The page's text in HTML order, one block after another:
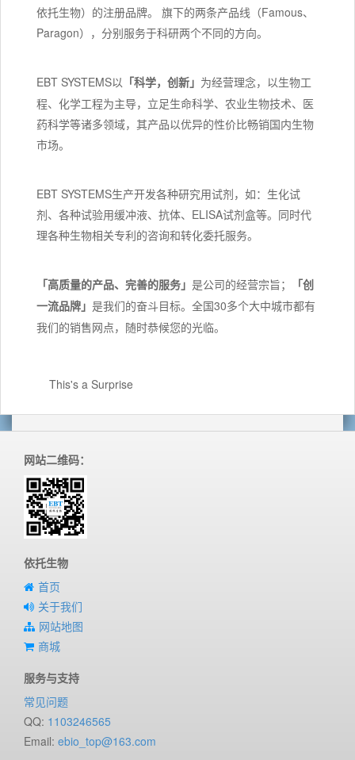
依托生物）的注册品牌。 旗下的两条产品线（Famous、
Paragon），分别服务于科研两个不同的方向。
EBT SYSTEMS以 「科学，创新」 为经营理念，以生物工
程、化学工程为主导，立足生命科学、农业生物技术、医
药科学等诸多领域，其产品以优异的性价比畅销国内生物
市场。
EBT SYSTEMS生产开发各种研究用试剂，如：生化试
剂、各种试验用缓冲液、抗体、ELISA试剂盒等。同时代
理各种生物相关专利的咨询和转化委托服务。
「高质量的产品、完善的服务」 是公司的经营宗旨；
「创
一流品牌」 是我们的奋斗目标。全国30多个大中城市都有
我们的销售网点，随时恭候您的光临。
This's a Surprise
网站二维码：
依托生物
首页
关于我们
网站地图
商城
服务与支持
常见问题
QQ: 1103246565
Email: ebio_top@163.com